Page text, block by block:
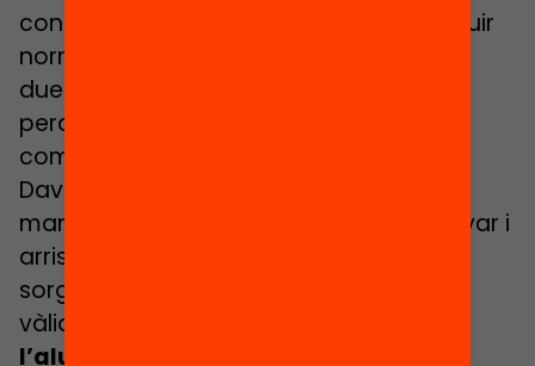
construir coneixement matemàtic, deduir
normes, lleis i fórmules matemàtiques
duent a terme un aprenentatge més
perdurable en el temps i més
competencial.
Davant d’un joc o una activitat
manipulativa l’alumnat s’atreveix a provar i
arriscar, perd la por a equivocar-se i
sorgeixen solucions divergents igual de
vàlides.
l’alumnat de resoldre la mateixa